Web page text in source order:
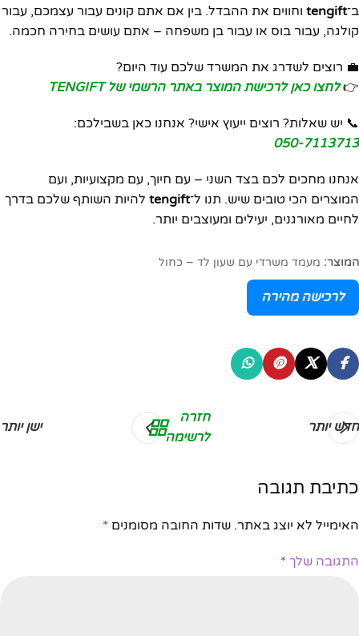
ב־tengift וחווים את ההבדל. בין אם אתם קונים עבור עצמכם, עבור
קולגה, עבור בוס או עבור בן משפחה – אתם עושים בחירה חכמה.
💼 רוצים לשדרג את המשרד שלכם עוד היום?
👉לחצו כאן לרכישת המוצר באתר הרשמי של TENGIFT
📞 יש שאלות? רוצים ייעוץ אישי? אנחנו כאן בשבילכם:
050-7113713
אנחנו מחכים לכם בצד השני – עם חיוך, עם מקצועיות, ועם
המוצרים הכי טובים שיש. תנו ל־tengift להיות השותף שלכם בדרך
לחיים מאורגנים, יעילים ומעוצבים יותר.
המוצר: מעמד משרדי עם שעון לד – כחול
לרכישה מהירה
חדש יותר
חזרה
לרשימה
ישן יותר
כתיבת תגובה
האימייל לא יוצג באתר. שדות החובה מסומנים *
התגובה שלך *